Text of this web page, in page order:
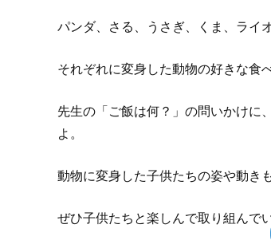
パンダ、さる、うさぎ、くま、ライ
それぞれに変身した動物の好きな食
先生の「ご飯は何？」の問いかけに
よ。
動物に変身した子供たちの姿や動き
ぜひ子供たちと楽しんで取り組んで